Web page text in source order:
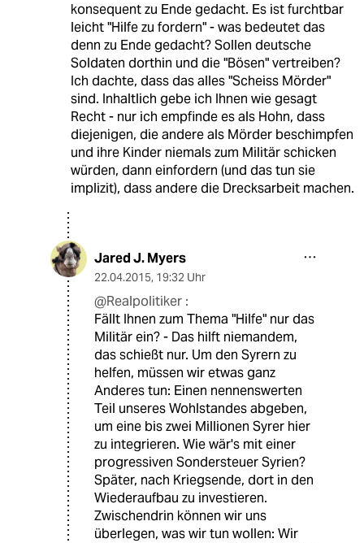
konsequent zu Ende gedacht. Es ist furchtbar
leicht "Hilfe zu fordern" - was bedeutet das
denn zu Ende gedacht? Sollen deutsche
Soldaten dorthin und die "Bösen" vertreiben?
Ich dachte, dass das alles "Scheiss Mörder"
sind. Inhaltlich gebe ich Ihnen wie gesagt
Recht - nur ich empfinde es als Hohn, dass
diejenigen, die andere als Mörder beschimpfen
und ihre Kinder niemals zum Militär schicken
würden, dann einfordern (und das tun sie
implizit), dass andere die Drecksarbeit machen.
Jared J. Myers
22.04.2015, 19:32 Uhr
@Realpolitiker :
Fällt Ihnen zum Thema "Hilfe" nur das
Militär ein? - Das hilft niemandem,
das schießt nur. Um den Syrern zu
helfen, müssen wir etwas ganz
Anderes tun: Einen nennenswerten
Teil unseres Wohlstandes abgeben,
um eine bis zwei Millionen Syrer hier
zu integrieren. Wie wär's mit einer
progressiven Sondersteuer Syrien?
Später, nach Kriegsende, dort in den
Wiederaufbau zu investieren.
Zwischendrin können wir uns
überlegen, was wir tun wollen: Wir